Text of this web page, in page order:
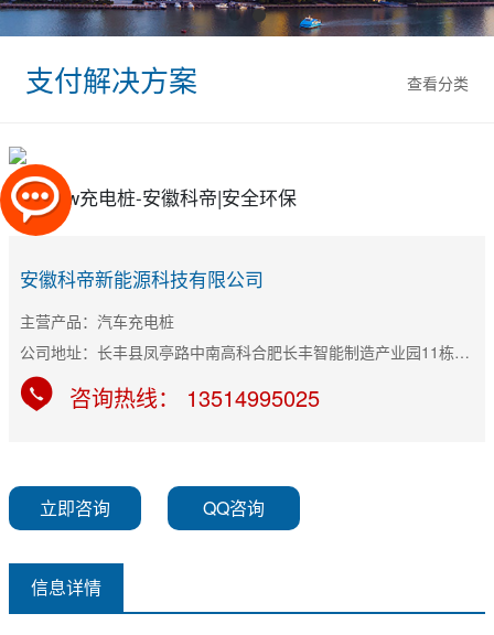
查看分类
支付解决方案
南昌7kw充电桩-安徽科帝|安全环保
安徽科帝新能源科技有限公司
主营产品：汽车充电桩
公司地址：长丰县凤亭路中南高科合肥长丰智能制造产业园11栋B座
咨询热线： 13514995025
立即咨询 QQ咨询
信息详情